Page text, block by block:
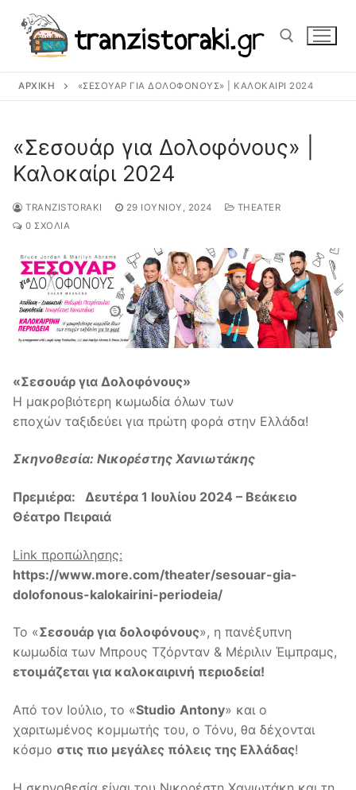
περιεχόμενο
ΑΡΧΙΚΉ «ΣΕΣΟΥΆΡ ΓΙΑ ΔΟΛΟΦΌΝΟΥΣ» | ΚΑΛΟΚΑΊΡΙ 2024
«Σεσουάρ για Δολοφόνους» |
Καλοκαίρι 2024
TRANZISTORAKI 29 ΙΟΥΝΊΟΥ, 2024
THEATER
0 ΣΧΌΛΙΑ
«Σεσουάρ για Δολοφόνους»
Η μακροβιότερη κωμωδία όλων των
εποχών ταξιδεύει για πρώτη φορά στην Ελλάδα!
Σκηνοθεσία: Νικορέστης Χανιωτάκης
Πρεμιέρα:
Δευτέρα 1 Ιουλίου 2024 – Βεάκειο
Θέατρο Πειραιά
Link προπώλησης:
https://www.more.com/theater/sesouar-gia-
dolofonous-kalokairini-periodeia/
Το «Σεσουάρ για δολοφόνους», η πανέξυπνη
κωμωδία των Mπρους Τζόρνταν & Μέριλιν Έιμπραμς,
ετοιμάζεται για καλοκαιρινή περιοδεία!
Από τον Ιούλιο, το «Studio Antony» και ο
χαριτωμένος κομμωτής του, ο Τόνυ, θα δέχονται
κόσμο στις πιο μεγάλες πόλεις της Ελλάδας!